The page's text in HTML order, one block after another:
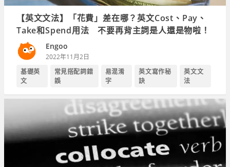
【英文文法】「花費」差在哪？英文Cost、Pay、
Take和Spend用法 不要再背主詞是人還是物啦！
Engoo
2022年11月2日
基礎英
文
常見搭配詞錯
誤
易混淆
字
英文寫作秘
訣
英文文
法